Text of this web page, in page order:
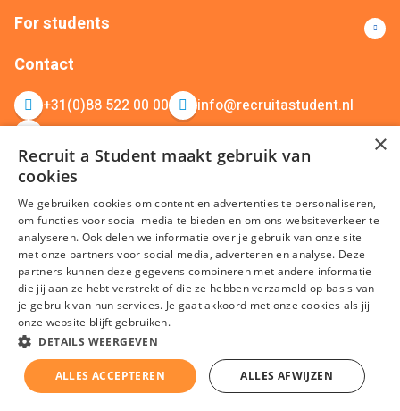
For students
Contact
+31(0)88 522 00 00
info@recruitastudent.nl
terms and conditionsPrivacy CookiesDisclaimer Sitemap
KvK nummer: 20092214 © Recruit a Student 2026
×
Recruit a Student maakt gebruik van
cookies
We gebruiken cookies om content en advertenties te personaliseren,
om functies voor social media te bieden en om ons websiteverkeer te
analyseren. Ook delen we informatie over je gebruik van onze site
met onze partners voor social media, adverteren en analyse. Deze
partners kunnen deze gegevens combineren met andere informatie
die jij aan ze hebt verstrekt of die ze hebben verzameld op basis van
je gebruik van hun services. Je gaat akkoord met onze cookies als jij
onze website blijft gebruiken.
DETAILS WEERGEVEN
ALLES ACCEPTEREN ALLES AFWIJZEN